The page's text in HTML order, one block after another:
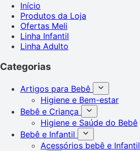
Início
Produtos da Loja
Ofertas Meli
Linha Infantil
Linha Adulto
Categorias
Artigos para Bebê
Higiene e Bem-estar
Bebê e Criança
Higiene e Saúde do Bebê
Bebê e Infantil
Acessórios bebê e Infantil